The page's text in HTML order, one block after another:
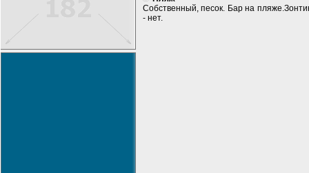
Собственный, песок. Бар на
- нет.